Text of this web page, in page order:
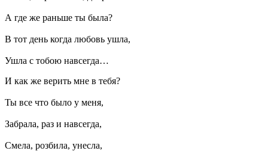
А где же раньше ты была?
В тот день когда любовь ушла,
Ушла с тобою навсегда…
И как же верить мне в тебя?
Ты все что было у меня,
Забрала, раз и навсегда,
Смела, розбила, унесла,